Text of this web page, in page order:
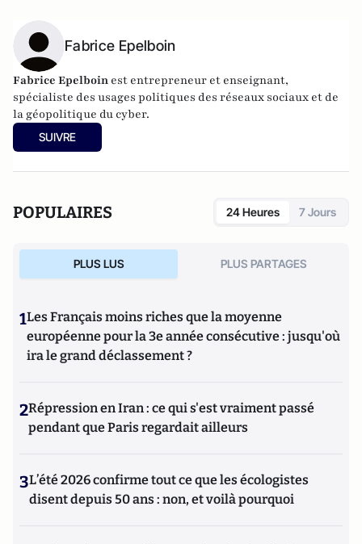
Fabrice Epelboin
Fabrice Epelboin est entrepreneur et enseignant,
spécialiste des usages politiques des réseaux sociaux et de
la géopolitique du cyber.
SUIVRE
POPULAIRES 24 Heures 7 Jours
PLUS LUS PLUS PARTAGES
1Les Français moins riches que la moyenne
européenne pour la 3e année consécutive : jusqu'où
ira le grand déclassement ?
2Répression en Iran : ce qui s'est vraiment passé
pendant que Paris regardait ailleurs
3L’été 2026 confirme tout ce que les écologistes
disent depuis 50 ans : non, et voilà pourquoi